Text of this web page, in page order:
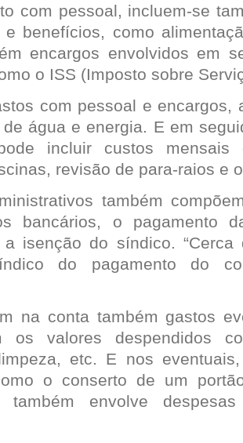
com pessoal, incluem-se
e benefícios, como
encargos envolvidos em
o ISS (Imposto sobre
com pessoal e encargos,
água e energia. E em
incluir custos mensais
revisão de para-raios e
também
bancários, o pagamento
isenção do síndico.
do pagamento do
na conta também gastos
os valores despendidos
etc. E nos
o conserto de um
também envolve